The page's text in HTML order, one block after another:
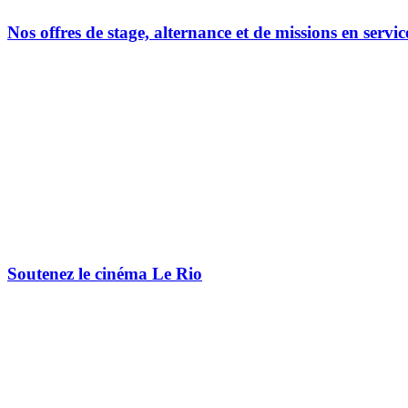
Nos offres de stage, alternance et de missions en
Soutenez le cinéma Le Rio